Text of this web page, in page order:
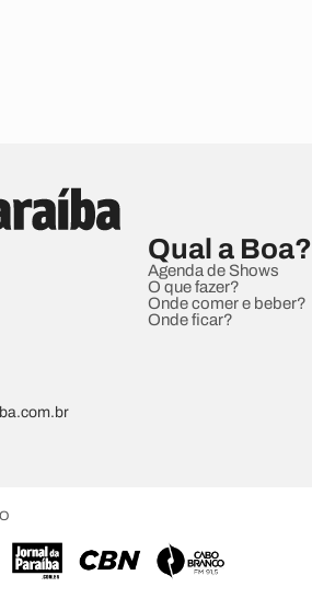
Qual a Boa?
Agenda de Shows
O que fazer?
Onde comer e beber?
Onde ficar?